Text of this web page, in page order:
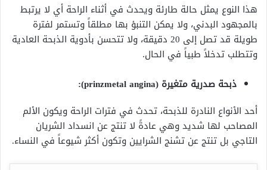
هذا النوع يمثل حالة طارئة ويحدث في أثناء الراحة أي لا يرتبط
بالمجهود البدني، ولا يمكن التنبؤ بها مطلقاً وتستمر لفترة
طويلة قد تصل إلى 20 دقيقة، ولا تتحسن بأدوية الذبحة العادية
وتتطلب تدخلاً طبياً في الحال.
ذبحة صدرية متغيرة (prinzmetal angina):
أحد الأنواع النادرة للذبحة، تحدث في فترات الراحة ويكون الألم
المصاحب لها شديد وهي عادةً لا تنتج عن انسداد الشريان
التاجي بل تنتج عن تشنج الشرايين وتكون أكثر شيوعاً في النساء.